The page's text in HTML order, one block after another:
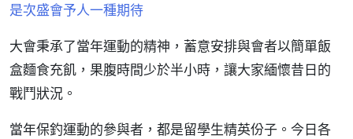
是次盛會予人一種期待
大會秉承了當年運動的精神，蓄意安排與會者以簡單飯
盒麵食充飢，果腹時間少於半小時，讓大家緬懷昔日的
戰鬥狀況。
當年保釣運動的參與者，都是留學生精英份子。今日各